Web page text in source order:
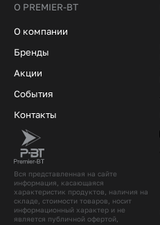
Вся представленная на сайте
информация, касающаяся
характеристик продуктов, наличия на
складе, стоимости товаров, носит
информационный характер и не
является публичной офертой,
О PREMIER-BT
О компании
Бренды
Акции
События
Контакты